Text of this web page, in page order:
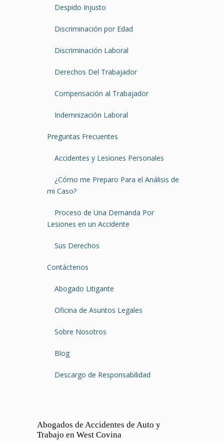
Despido Injusto
Discriminación por Edad
Discriminación Laboral
Derechos Del Trabajador
Compensación al Trabajador
Indemnización Laboral
Preguntas Frecuentes
Accidentes y Lesiones Personales
¿Cómo me Preparo Para el Análisis de
mi Caso?
Proceso de Una Demanda Por
Lesiones en un Accidente
Sus Derechos
Contáctenos
Abogado Litigante
Oficina de Asuntos Legales
Sobre Nosotros
Blog
Descargo de Responsabilidad
Abogados de Accidentes de Auto y
Trabajo en West Covina